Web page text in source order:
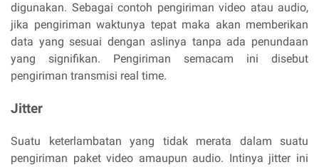
digunakan. Sebagai contoh pengiriman video atau audio,
jika pengiriman waktunya tepat maka akan memberikan
data yang sesuai dengan aslinya tanpa ada penundaan
yang signifikan. Pengiriman semacam ini disebut
pengiriman transmisi real time.
Jitter
Suatu keterlambatan yang tidak merata dalam suatu
pengiriman paket video amaupun audio. Intinya jitter ini